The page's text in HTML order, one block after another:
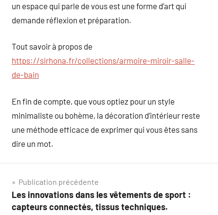
un espace qui parle de vous est une forme d’art qui
demande réflexion et préparation.
Tout savoir à propos de
https://sirhona.fr/collections/armoire-miroir-salle-
de-bain
En fin de compte, que vous optiez pour un style
minimaliste ou bohème, la décoration d’intérieur reste
une méthode efficace de exprimer qui vous êtes sans
dire un mot.
Navigation
de
Publication précédente
Les innovations dans les vêtements de sport :
capteurs connectés, tissus techniques.